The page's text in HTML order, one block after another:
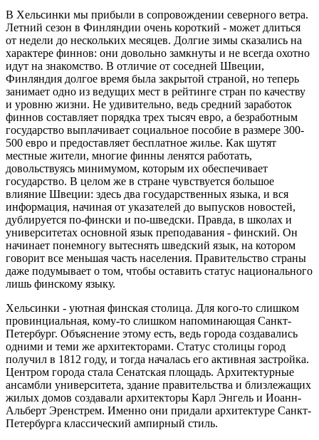
В Хельсинки мы прибыли в сопро­вождении северного ветра.
Летний сезон в Финляндии очень короткий - может длиться
от недели до несколь­ких месяцев. Долгие зимы сказались на
характере финнов: они доволь­но замкнуты и не всегда охотно
идут на знакомство. В отличие от сосед­ней Швеции,
Финляндия долгое вре­мя была закрытой страной, но теперь
занимает одно из ведущих мест в рей­тинге стран по качеству
и уровню жиз­ни. Не удивительно, ведь средний за­работок
финнов составляет порядка трех тысяч евро, а безработным
госу­дарство выплачивает социальное по­собие в размере 300-
500 евро и пре­доставляет бесплатное жилье. Как шутят
местные жители, многие финны ленятся работать,
довольствуясь ми­нимумом, которым их обеспечивает
государство. В целом же в стране чув­ствуется большое
влияние Швеции: здесь два государственных языка, и вся
информация, начиная от указате­лей до выпусков новостей,
дублиру­ется по-фински и по-шведски. Правда, в школах и
университетах основной язык преподавания - финский. Он
на­чинает понемногу вытеснять швед­ский язык, на котором
говорит все меньшая часть населения. Правитель­ство страны
даже подумывает о том, чтобы оставить статус национального
лишь финскому языку.
Хельсинки - уютная финская столи­ца. Для кого-то слишком
провинциаль­ная, кому-то слишком напоминающая Санкт-
Петербург. Объяснение этому есть, ведь города создавались
одними и теми же архитекторами. Статус сто­лицы город
получил в 1812 году, и тог­да началась его активная застройка.
Центром города стала Сенатская пло­щадь. Архитектурные
ансамбли уни­верситета, здание правительства и близлежащих
жилых домов создава­ли архитекторы Карл Энгель и Иоанн-
Альберт Эренстрем. Именно они при­дали архитектуре Санкт-
Петербурга классический ампирный стиль.